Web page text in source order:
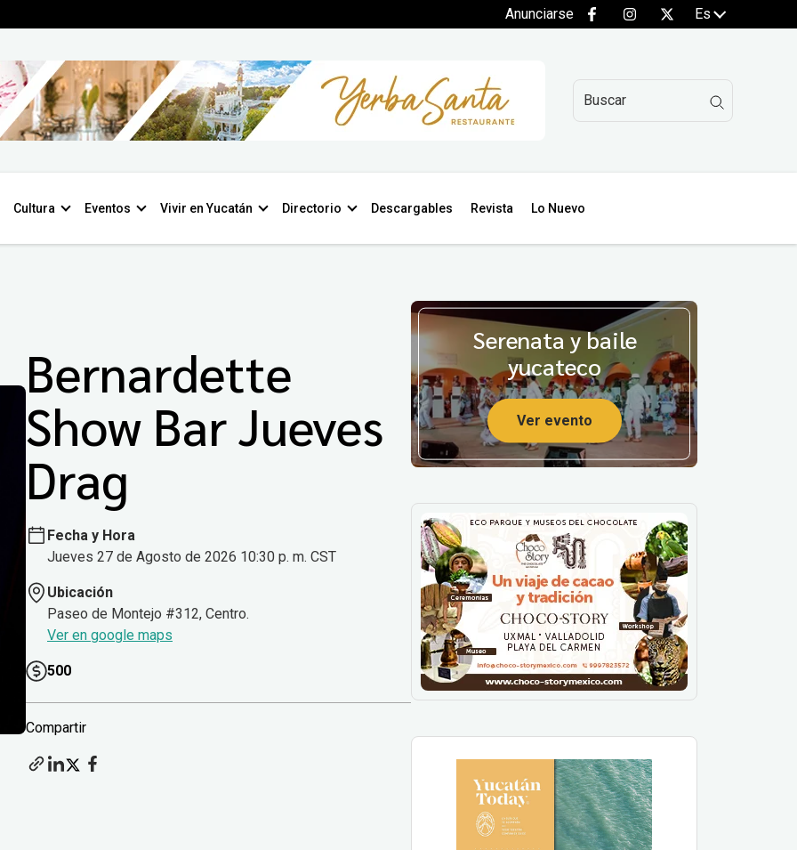
Anunciarse Es
Cultura Eventos Vivir en Yucatán Directorio Descargables Revista Lo Nuevo
Bernardette
Show Bar Jueves
Drag
Fecha y Hora
Jueves 27 de Agosto de 2026 10:30 p. m. CST
Ubicación
Paseo de Montejo #312, Centro.
Ver en google maps
500
Compartir
Serenata y baile
yucateco
Ver evento